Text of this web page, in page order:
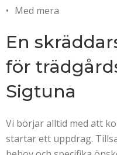
Med mera
En
för
Sigtuna
Vi börjar alltid med att
startar ett uppdrag.